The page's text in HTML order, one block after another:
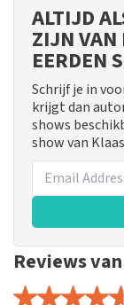
ALTIJD
ZIJN VAN
EERDEN
Schrijf je in
krijgt dan
shows
show van
Reviews